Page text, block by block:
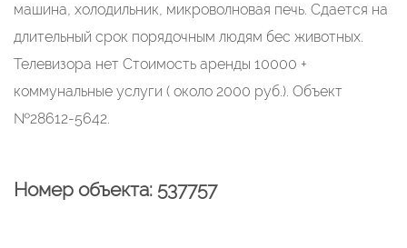
машина, холодильник, микроволновая печь. Сдается на
длительный срок порядочным людям бес животных.
Телевизора нет Стоимость аренды 10000 +
коммунальные услуги ( около 2000 руб.). Объект
№28612-5642.
Номер объекта: 537757